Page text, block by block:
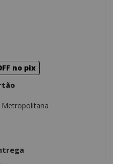
no pix
Metropolitana